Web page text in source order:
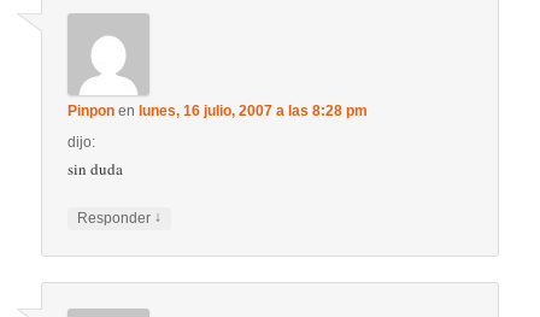
Pinpon enlunes, 16 julio, 2007 a las 8:28 pm
dijo:
sin duda
Responder ↓